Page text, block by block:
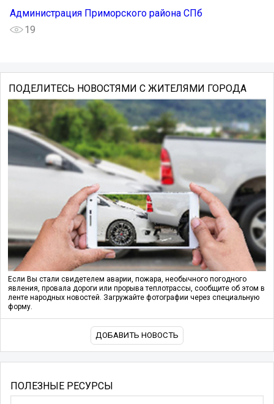
Администрация Приморского района СПб
19
ПОДЕЛИТЕСЬ НОВОСТЯМИ С ЖИТЕЛЯМИ ГОРОДА
Если Вы стали свидетелем аварии, пожара, необычного погодного
явления, провала дороги или прорыва теплотрассы, сообщите об этом в
ленте народных новостей. Загружайте фотографии через специальную
форму.
ДОБАВИТЬ НОВОСТЬ
ПОЛЕЗНЫЕ РЕСУРСЫ